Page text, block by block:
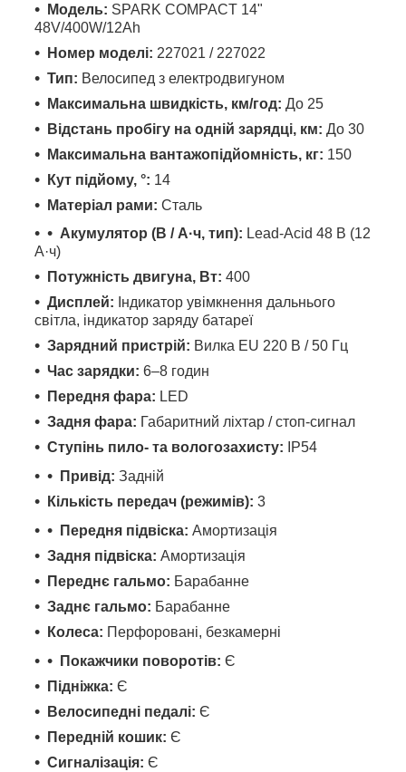
Модель: SPARK COMPACT 14"
48V/400W/12Ah
Номер моделі: 227021 / 227022
Тип: Велосипед з електродвигуном
Максимальна швидкість, км/год: До 25
Відстань пробігу на одній зарядці, км: До 30
Максимальна вантажопідйомність, кг: 150
Кут підйому, °: 14
Матеріал рами: Сталь
Акумулятор (В / А·ч, тип): Lead-Acid 48 В (12
А·ч)
Потужність двигуна, Вт: 400
Дисплей: Індикатор увімкнення дальнього
світла, індикатор заряду батареї
Зарядний пристрій: Вилка EU 220 В / 50 Гц
Час зарядки: 6–8 годин
Передня фара: LED
Задня фара: Габаритний ліхтар / стоп-сигнал
Ступінь пило- та вологозахисту: IP54
Привід: Задній
Кількість передач (режимів): 3
Передня підвіска: Амортизація
Задня підвіска: Амортизація
Переднє гальмо: Барабанне
Заднє гальмо: Барабанне
Колеса: Перфоровані, безкамерні
Покажчики поворотів: Є
Підніжка: Є
Велосипедні педалі: Є
Передній кошик: Є
Сигналізація: Є